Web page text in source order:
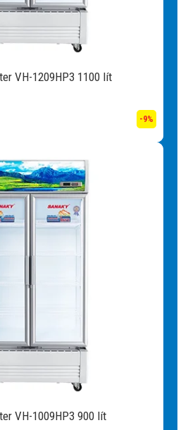
VH-1209HP3 1100 lít
-9%
VH-1009HP3 900 lít